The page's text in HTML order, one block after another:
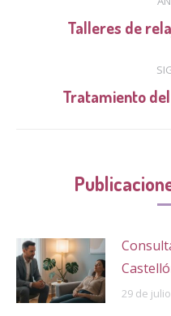
entre
publicaciones
Talleres de
Tratamiento
29 de